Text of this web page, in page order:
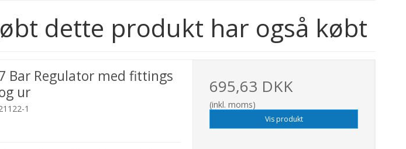
dette produkt har også købt
Bar Regulator med fittings
ur
1
695,63 DKK
(inkl. moms)
Vis produkt